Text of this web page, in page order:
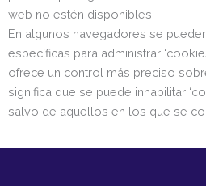
web no estén disponibles.
En algunos navegadores se
específicas para administrar
ofrece un control más preciso
significa que se puede inhabilitar
salvo de aquellos en los que se